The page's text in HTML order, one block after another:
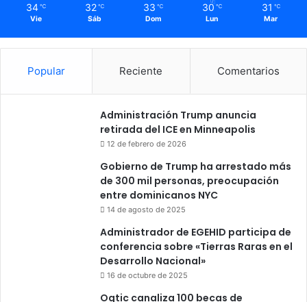
34 ℃
Vie
32 ℃
Sáb
33 ℃
Dom
30 ℃
Lun
31 ℃
Mar
Popular Reciente Comentarios
Administración Trump anuncia
retirada del ICE en Minneapolis
12 de febrero de 2026
Gobierno de Trump ha arrestado más
de 300 mil personas, preocupación
entre dominicanos NYC
14 de agosto de 2025
Administrador de EGEHID participa de
conferencia sobre «Tierras Raras en el
Desarrollo Nacional»
16 de octubre de 2025
Ogtic canaliza 100 becas de